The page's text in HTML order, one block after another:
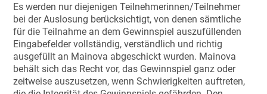
Es werden nur diejenigen Teilnehmerinnen/Teilnehmer
bei der Auslosung berücksichtigt, von denen sämtliche
für die Teilnahme an dem Gewinnspiel auszufüllenden
Eingabefelder vollständig, verständlich und richtig
ausgefüllt an Mainova abgeschickt wurden. Mainova
behält sich das Recht vor, das Gewinnspiel ganz oder
zeitweise auszusetzen, wenn Schwierigkeiten auftreten,